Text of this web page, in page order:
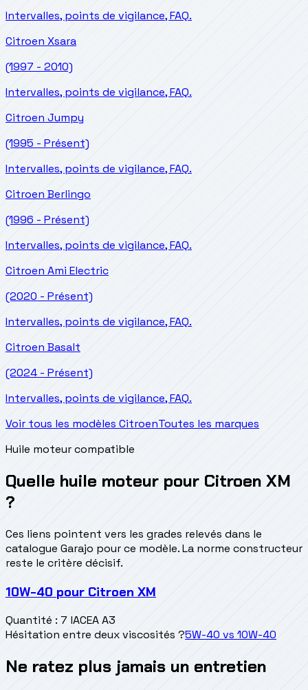
Intervalles, points de vigilance, FAQ.
Citroen Xsara
(1997 - 2010)
Intervalles, points de vigilance, FAQ.
Citroen Jumpy
(1995 - Présent)
Intervalles, points de vigilance, FAQ.
Citroen Berlingo
(1996 - Présent)
Intervalles, points de vigilance, FAQ.
Citroen Ami Electric
(2020 - Présent)
Intervalles, points de vigilance, FAQ.
Citroen Basalt
(2024 - Présent)
Intervalles, points de vigilance, FAQ.
Voir tous les modèles CitroenToutes les marques
Huile moteur compatible
Quelle huile moteur pour Citroen XM
?
Ces liens pointent vers les grades relevés dans le
catalogue Garajo pour ce modèle. La norme constructeur
reste le critère décisif.
10W-40 pour Citroen XM
Quantité : 7 lACEA A3
Hésitation entre deux viscosités ?5W-40 vs 10W-40
Ne ratez plus jamais un entretien